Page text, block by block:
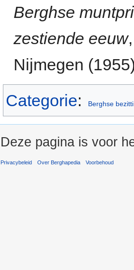
Berghse
zestiende eeuw
Nijmegen
Categorie: Berghse
Deze pagina is voor
Privacybeleid Over Berghapedia Voorbehoud